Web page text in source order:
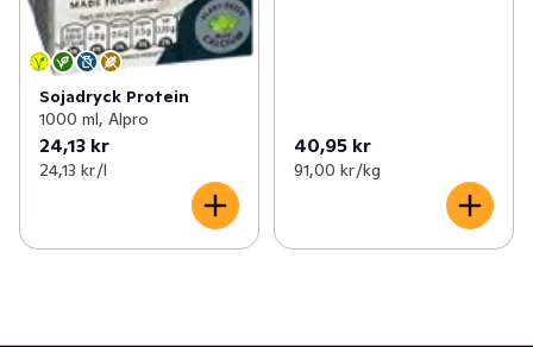
Sojadryck Protein
1000 ml, Alpro
24,13 kr
24,13 kr /l
40,95 kr
91,00 kr /kg